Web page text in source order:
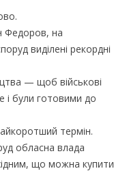
Федоров, на
виділені рекордні
— щоб військові
і були готовими до
термін.
обласна влада
що можна купити